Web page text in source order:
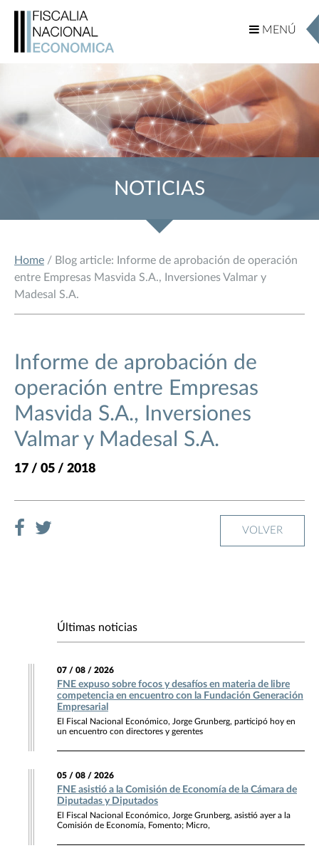
MENÚ
MENÚ
NOTICIAS
Home / Blog article: Informe de aprobación de operación
entre Empresas Masvida S.A., Inversiones Valmar y
Madesal S.A.
Informe de aprobación de
operación entre Empresas
Masvida S.A., Inversiones
Valmar y Madesal S.A.
17 / 05 / 2018
VOLVER
Últimas noticias
07 / 08 / 2026
FNE expuso sobre focos y desafíos en materia de libre
competencia en encuentro con la Fundación Generación
Empresarial
El Fiscal Nacional Económico, Jorge Grunberg, participó hoy en
un encuentro con directores y gerentes
05 / 08 / 2026
FNE asistió a la Comisión de Economía de la Cámara de
Diputadas y Diputados
El Fiscal Nacional Económico, Jorge Grunberg, asistió ayer a la
Comisión de Economía, Fomento; Micro,